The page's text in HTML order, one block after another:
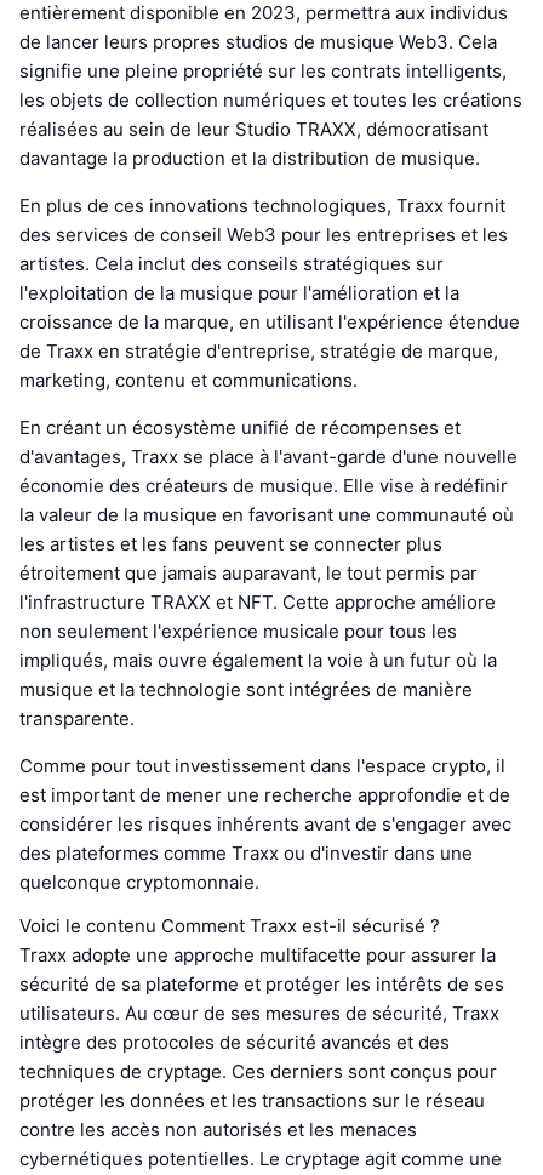
entièrement disponible en 2023, permettra aux individus
de lancer leurs propres studios de musique Web3. Cela
signifie une pleine propriété sur les contrats intelligents,
les objets de collection numériques et toutes les créations
réalisées au sein de leur Studio TRAXX, démocratisant
davantage la production et la distribution de musique.
En plus de ces innovations technologiques, Traxx fournit
des services de conseil Web3 pour les entreprises et les
artistes. Cela inclut des conseils stratégiques sur
l'exploitation de la musique pour l'amélioration et la
croissance de la marque, en utilisant l'expérience étendue
de Traxx en stratégie d'entreprise, stratégie de marque,
marketing, contenu et communications.
En créant un écosystème unifié de récompenses et
d'avantages, Traxx se place à l'avant-garde d'une nouvelle
économie des créateurs de musique. Elle vise à redéfinir
la valeur de la musique en favorisant une communauté où
les artistes et les fans peuvent se connecter plus
étroitement que jamais auparavant, le tout permis par
l'infrastructure TRAXX et NFT. Cette approche améliore
non seulement l'expérience musicale pour tous les
impliqués, mais ouvre également la voie à un futur où la
musique et la technologie sont intégrées de manière
transparente.
Comme pour tout investissement dans l'espace crypto, il
est important de mener une recherche approfondie et de
considérer les risques inhérents avant de s'engager avec
des plateformes comme Traxx ou d'investir dans une
quelconque cryptomonnaie.
Voici le contenu Comment Traxx est-il sécurisé ?
Traxx adopte une approche multifacette pour assurer la
sécurité de sa plateforme et protéger les intérêts de ses
utilisateurs. Au cœur de ses mesures de sécurité, Traxx
intègre des protocoles de sécurité avancés et des
techniques de cryptage. Ces derniers sont conçus pour
protéger les données et les transactions sur le réseau
contre les accès non autorisés et les menaces
cybernétiques potentielles. Le cryptage agit comme une